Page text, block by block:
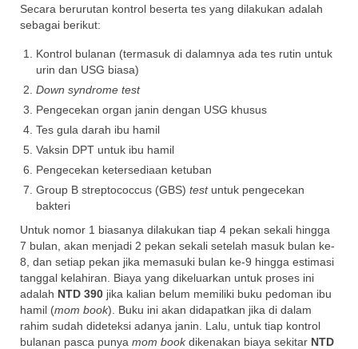
Secara berurutan kontrol beserta tes yang dilakukan adalah
sebagai berikut:
Kontrol bulanan (termasuk di dalamnya ada tes rutin untuk
urin dan USG biasa)
Down syndrome test
Pengecekan organ janin dengan USG khusus
Tes gula darah ibu hamil
Vaksin DPT untuk ibu hamil
Pengecekan ketersediaan ketuban
Group B streptococcus (GBS) testuntuk pengecekan
bakteri
Untuk nomor 1 biasanya dilakukan tiap 4 pekan sekali hingga
7 bulan, akan menjadi 2 pekan sekali setelah masuk bulan ke-
8, dan setiap pekan jika memasuki bulan ke-9 hingga estimasi
tanggal kelahiran. Biaya yang dikeluarkan untuk proses ini
adalah NTD 390 jika kalian belum memiliki buku pedoman ibu
hamil (mom book). Buku ini akan didapatkan jika di dalam
rahim sudah dideteksi adanya janin. Lalu, untuk tiap kontrol
bulanan pasca punya mom bookdikenakan biaya sekitar NTD